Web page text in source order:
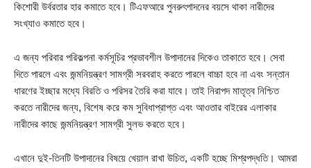
কিশোরী উর্বরতার হার কমাতে হবে। টিএফআরে পুনরুৎপাদনের বয়সে থাকা নারীদের
সংখ্যাও কমাতে হবে।
এ জন্য পরিবার পরিকল্পনা কর্মসূচির প্রভাবশীল উপাদানের দিকেও তাকাতে হবে। সেবা
দিতে পারলে এবং জন্মনিয়ন্ত্রণ সামগ্রী সরবরাহ করতে পারলে বাচ্চা হবে না এবং সন্তান
ধারণের ইচ্ছার মধ্যে বিরতি ও পরিসর তৈরি করা যাবে। তাই নিরাপদ মাতৃত্ব নিশ্চিত
করতে নারীদের জন্য, বিশেষ করে কম সুবিধাপ্রাপ্ত এবং আওতার বাইরের এলাকার
নারীদের কাছে জন্মনিয়ন্ত্রণ সামগ্রী সুলভ করতে হবে।
এখানে দুই-তিনটি উপাদানের বিষয়ে খেয়াল রাখা উচিত, একটি হচ্ছে মিশ্রপদ্ধতি। আমরা